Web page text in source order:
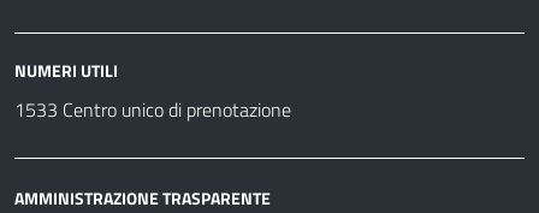
NUMERI UTILI
1533 Centro unico di prenotazione
AMMINISTRAZIONE TRASPARENTE